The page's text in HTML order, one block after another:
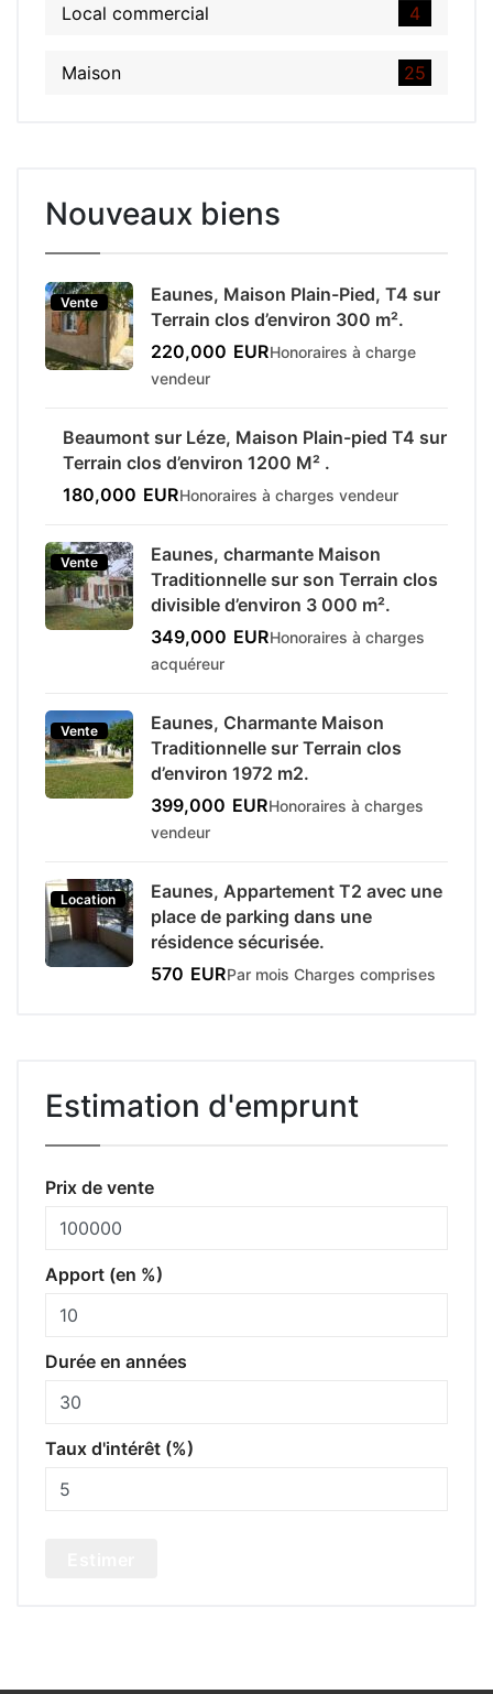
Local commercial 4
Maison 25
Nouveaux biens
Vente
Eaunes, Maison Plain-Pied, T4 sur
Terrain clos d’environ 300 m².
220,000 EURHonoraires à charge
vendeur
Vente
Beaumont sur Léze, Maison Plain-pied T4 sur
Terrain clos d’environ 1200 M² .
180,000 EURHonoraires à charges vendeur
Vente
Eaunes, charmante Maison
Traditionnelle sur son Terrain clos
divisible d’environ 3 000 m².
349,000 EURHonoraires à charges
acquéreur
Vente
Eaunes, Charmante Maison
Traditionnelle sur Terrain clos
d’environ 1972 m2.
399,000 EURHonoraires à charges
vendeur
Location
Eaunes, Appartement T2 avec une
place de parking dans une
résidence sécurisée.
570 EURPar mois Charges comprises
Estimation d'emprunt
Prix de vente
Apport (en %)
Durée en années
Taux d'intérêt (%)